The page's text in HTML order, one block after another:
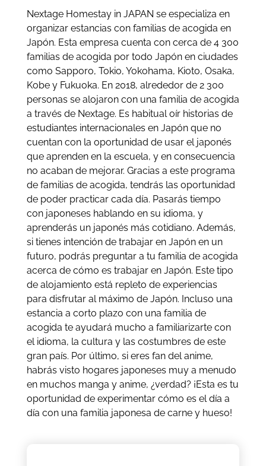
Nextage Homestay in JAPAN se especializa en
organizar estancias con familias de acogida en
Japón. Esta empresa cuenta con cerca de 4 300
familias de acogida por todo Japón en ciudades
como Sapporo, Tokio, Yokohama, Kioto, Osaka,
Kobe y Fukuoka. En 2018, alrededor de 2 300
personas se alojaron con una familia de acogida
a través de Nextage. Es habitual oír historias de
estudiantes internacionales en Japón que no
cuentan con la oportunidad de usar el japonés
que aprenden en la escuela, y en consecuencia
no acaban de mejorar. Gracias a este programa
de familias de acogida, tendrás las oportunidad
de poder practicar cada día. Pasarás tiempo
con japoneses hablando en su idioma, y
aprenderás un japonés más cotidiano. Además,
si tienes intención de trabajar en Japón en un
futuro, podrás preguntar a tu familia de acogida
acerca de cómo es trabajar en Japón. Este tipo
de alojamiento está repleto de experiencias
para disfrutar al máximo de Japón. Incluso una
estancia a corto plazo con una familia de
acogida te ayudará mucho a familiarizarte con
el idioma, la cultura y las costumbres de este
gran país. Por último, si eres fan del anime,
habrás visto hogares japoneses muy a menudo
en muchos manga y anime, ¿verdad? ¡Esta es tu
oportunidad de experimentar cómo es el día a
día con una familia japonesa de carne y hueso!